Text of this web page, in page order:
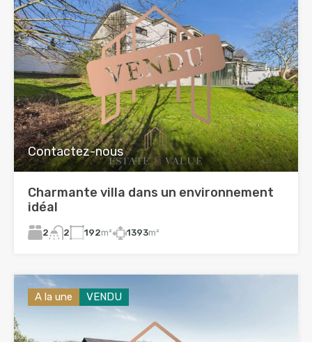
Contactez-nous
Charmante villa dans un environnement
idéal
2 2 192m² 1393m²
A la une VENDU